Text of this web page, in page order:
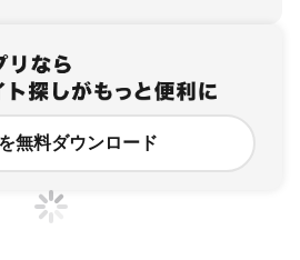
無料ダウンロード